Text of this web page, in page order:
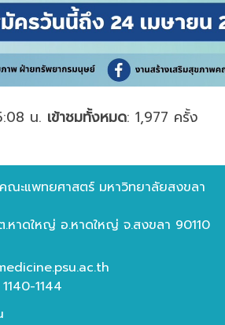
น. เข้าชมทั้งหมด: 1,977 ครั้ง
ณะแพทยศาสตร์ มหาวิทยาลัยสงขลา
าดใหญ่ อ.หาดใหญ่ จ.สงขลา 90110
1144